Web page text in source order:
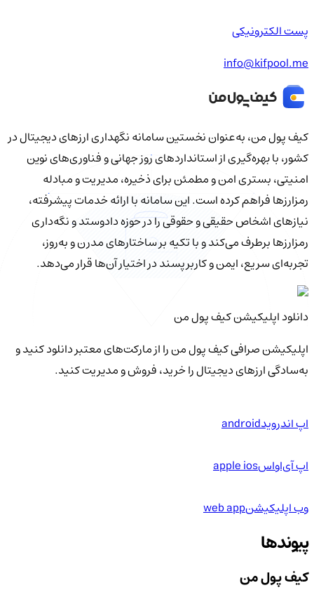
پست الکترونیکی
info@kifpool.me
کیف‌ پول من، به‌عنوان نخستین سامانه نگهداری ارزهای دیجیتال در
کشور، با بهره‌گیری از استانداردهای روز جهانی و فناوری‌های نوین
امنیتی، بستری امن و مطمئن برای ذخیره، مدیریت و مبادله
رمزارزها فراهم کرده است. این سامانه با ارائه خدمات پیشرفته،
نیازهای اشخاص حقیقی و حقوقی را در حوزه دادوستد و نگه‌داری
رمزارزها برطرف می‌کند و با تکیه بر ساختارهای مدرن و به‌روز،
تجربه‌ای سریع، ایمن و کاربرپسند در اختیار آن‌ها قرار می‌دهد.
دانلود اپلیکیشن کیف‌ پول من
اپلیکیشن صرافی کیف پول من را از مارکت‌های معتبر دانلود کنید و
به‌سادگی ارزهای دیجیتال را خرید، فروش و مدیریت کنید.
اپ اندرویدandroid
اپ آی‌او‌اسapple ios
وب اپلیکیشنweb app
پیوندها
کیف پول من